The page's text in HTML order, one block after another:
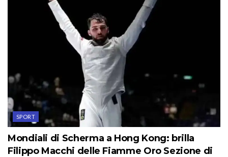
SPORT
Mondiali di Scherma a Hong Kong: brilla
Filippo Macchi delle Fiamme Oro Sezione di